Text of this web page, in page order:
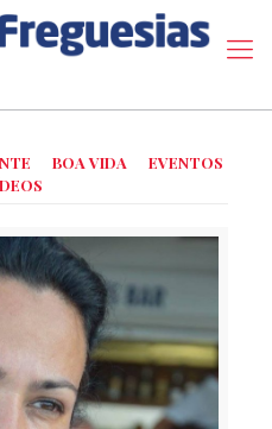
BOA VIDA
EVENTOS